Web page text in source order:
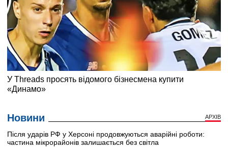
Новини АРХІВ
Після ударів РФ у Херсоні продовжуються аварійні роботи:
частина мікрорайонів залишається без світла